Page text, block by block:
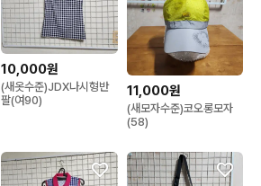
10,000원
(새옷수준)JDX나시형반
팔(여90)
11,000원
(새모자수준)코오롱모자
(58)